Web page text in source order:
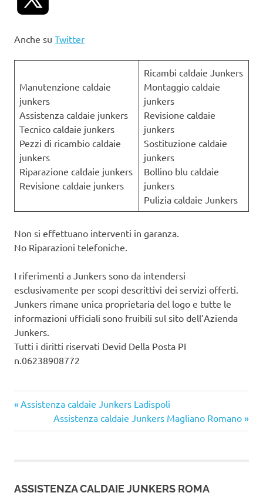
Anche su Twitter
Manutenzione caldaie
junkers
Assistenza caldaie junkers
Tecnico caldaie junkers
Pezzi di ricambio caldaie
junkers
Riparazione caldaie junkers
Revisione caldaie junkers
Ricambi caldaie Junkers
Montaggio caldaie
junkers
Revisione caldaie
junkers
Sostituzione caldaie
junkers
Bollino blu caldaie
junkers
Pulizia caldaie Junkers
Non si effettuano interventi in garanza.
No Riparazioni telefoniche.
I riferimenti a Junkers sono da intendersi
esclusivamente per scopi descrittivi dei servizi offerti.
Junkers rimane unica proprietaria del logo e tutte le
informazioni ufficiali sono fruibili sul sito dell’Azienda
Junkers.
Tutti i diritti riservati Devid Della Posta PI
n.06238908772
Navigazione
articoli
Articolo
precedente:
Assistenza caldaie Junkers Ladispoli
Articolo
successivo:
Assistenza caldaie Junkers Magliano Romano
ASSISTENZA CALDAIE JUNKERS ROMA